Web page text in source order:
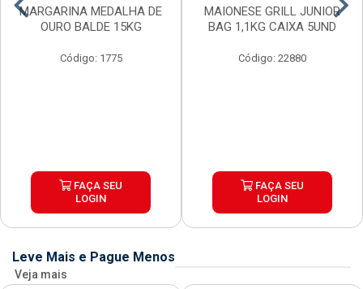
MARGARINA MEDALHA DE
OURO BALDE 15KG
Código: 1775
FAÇA SEU
LOGIN
MAIONESE GRILL JUNIOR
BAG 1,1KG CAIXA 5UND
Código: 22880
FAÇA SEU
LOGIN
Leve Mais e Pague Menos
Veja mais